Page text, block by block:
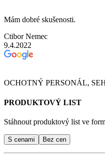
Mám dobré skušenosti.
Ctibor Nemec
9.4.2022
OCHOTNÝ PERSONÁL,
PRODUKTOVÝ LIST
Stáhnout produktový list ve